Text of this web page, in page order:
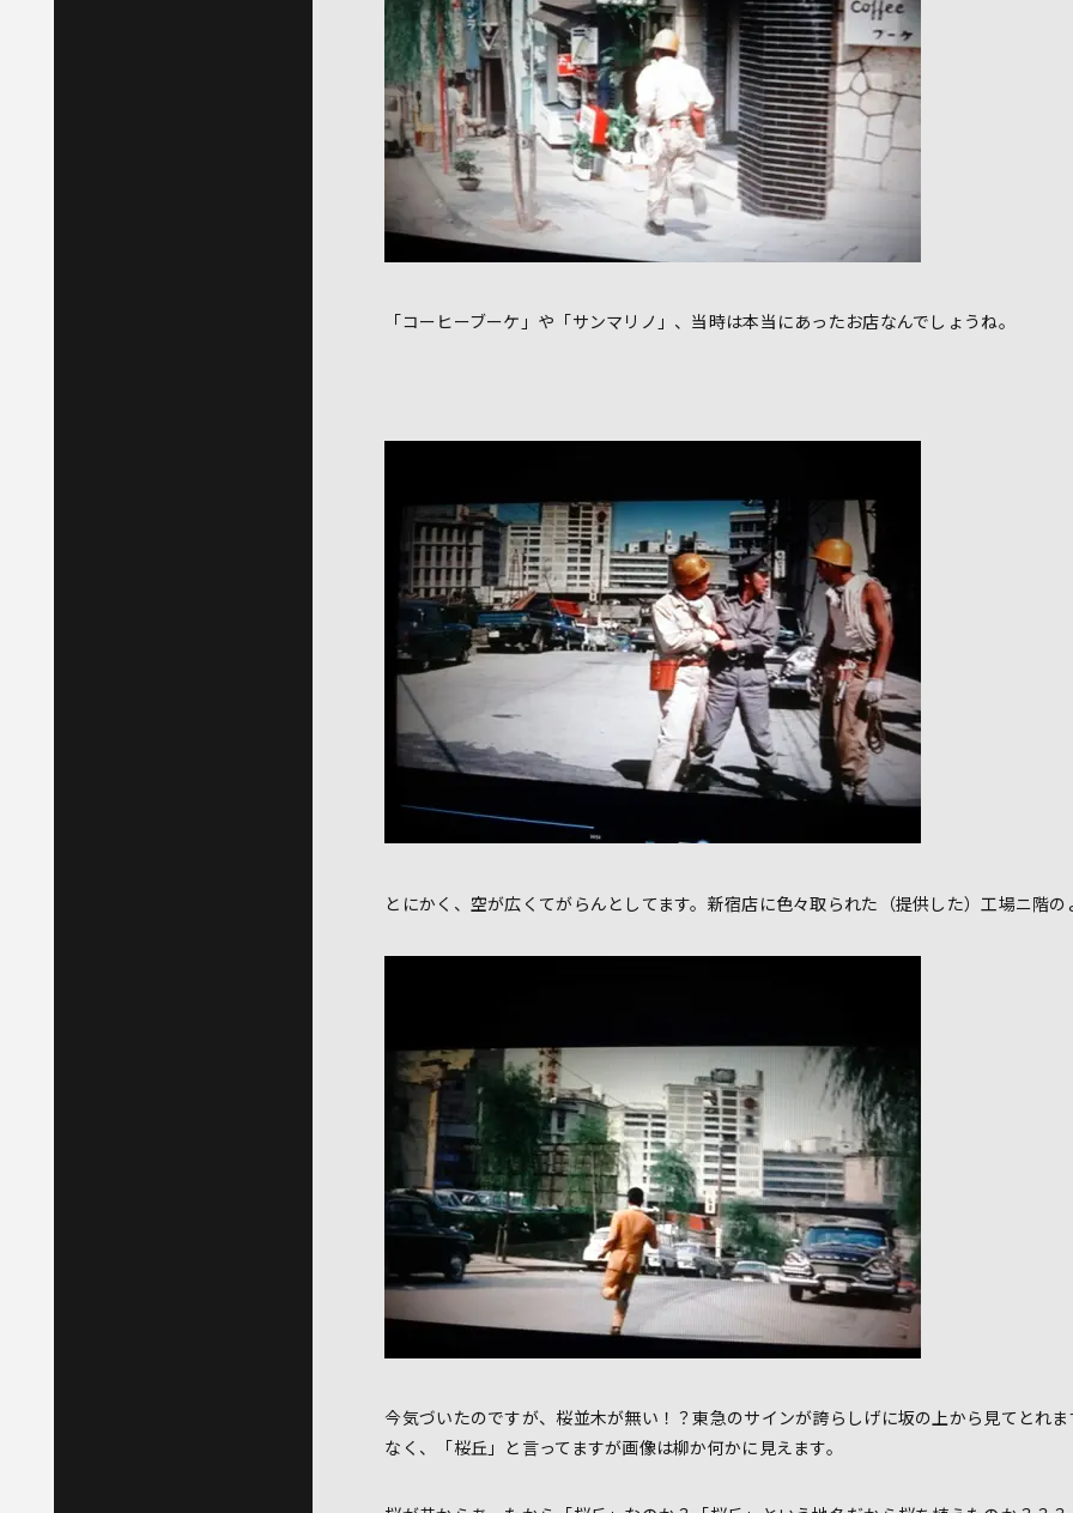
「コーヒーブーケ」や「サンマリノ」、当時は本当にあったお店なんでしょうね。
とにかく、空が広くてがらんとしてます。新宿店に色々取られた（提供した）工場ニ階の
今気づいたのですが、桜並木が無い！？東急のサインが誇らしげに坂の上から見てとれ
なく、「桜丘」と言ってますが画像は柳か何かに見えます。